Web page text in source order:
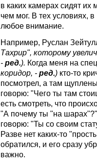
в каких камерах сидят
чем мог. В тех условиях,
любое внимание.
Например, Руслан
Тахрир", которому
- ред.). Когда меня на
коридор, - ред.) кто-то
посмотрел, а там
говорю: "Чего ты там
есть смотреть, что
"А почему ты "на
говорю: "Ты со своим
Разве нет каких-то
обратился, и его сразу
важно.